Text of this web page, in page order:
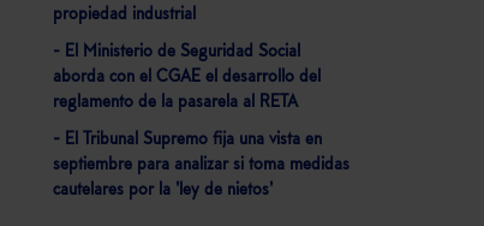
propiedad industrial
- El Ministerio de Seguridad Social
aborda con el CGAE el desarrollo del
reglamento de la pasarela al RETA
- El Tribunal Supremo fija una vista en
septiembre para analizar si toma medidas
cautelares por la 'ley de nietos'